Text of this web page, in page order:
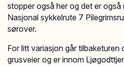
stopper også her og det er også
Nasjonal sykkelrute 7
sørover.
For litt variasjon går tilbaketuren
grusveier og er innom